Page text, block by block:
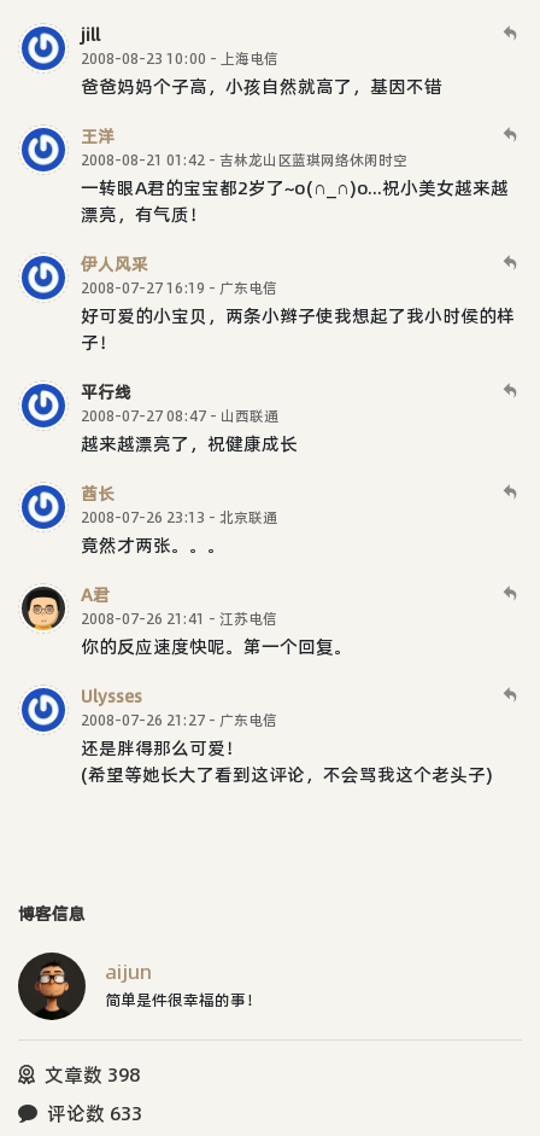
jill
2008-08-23 10:00 - 上海电信
爸爸妈妈个子高，小孩自然就高了，基因不错
王洋
2008-08-21 01:42 - 吉林龙山区蓝琪网络休闲时空
一转眼A君的宝宝都2岁了~o(∩_∩)o...祝小美女越来越
漂亮，有气质！
伊人风采
2008-07-27 16:19 - 广东电信
好可爱的小宝贝，两条小辫子使我想起了我小时侯的样
子！
平行线
2008-07-27 08:47 - 山西联通
越来越漂亮了，祝健康成长
酋长
2008-07-26 23:13 - 北京联通
竟然才两张。。。
A君
2008-07-26 21:41 - 江苏电信
你的反应速度快呢。第一个回复。
Ulysses
2008-07-26 21:27 - 广东电信
还是胖得那么可爱！
(希望等她长大了看到这评论，不会骂我这个老头子)
博客信息
aijun
简单是件很幸福的事！
文章数 398
评论数 633